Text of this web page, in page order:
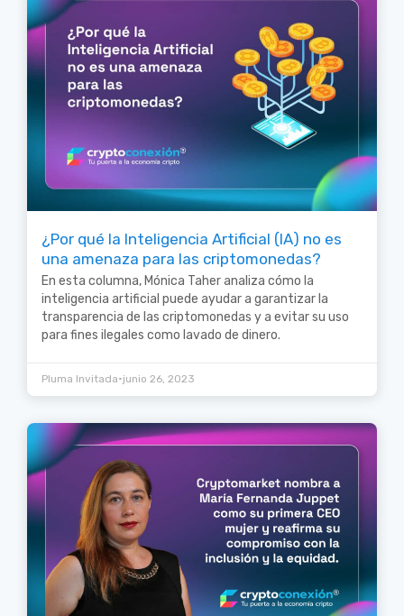
¿Por qué la Inteligencia Artificial (IA) no es
una amenaza para las criptomonedas?
En esta columna, Mónica Taher analiza cómo la
inteligencia artificial puede ayudar a garantizar la
transparencia de las criptomonedas y a evitar su uso
para fines ilegales como lavado de dinero.
Pluma Invitada•junio 26, 2023